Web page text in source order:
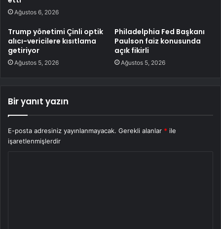
Ağustos 6, 2026
Trump yönetimi Çinli optik
alıcı-vericilere kısıtlama
getiriyor
Ağustos 5, 2026
Philadelphia Fed Başkanı
Paulson faiz konusunda
açık fikirli
Ağustos 5, 2026
Bir yanıt yazın
E-posta adresiniz yayınlanmayacak. Gerekli alanlar * ile
işaretlenmişlerdir